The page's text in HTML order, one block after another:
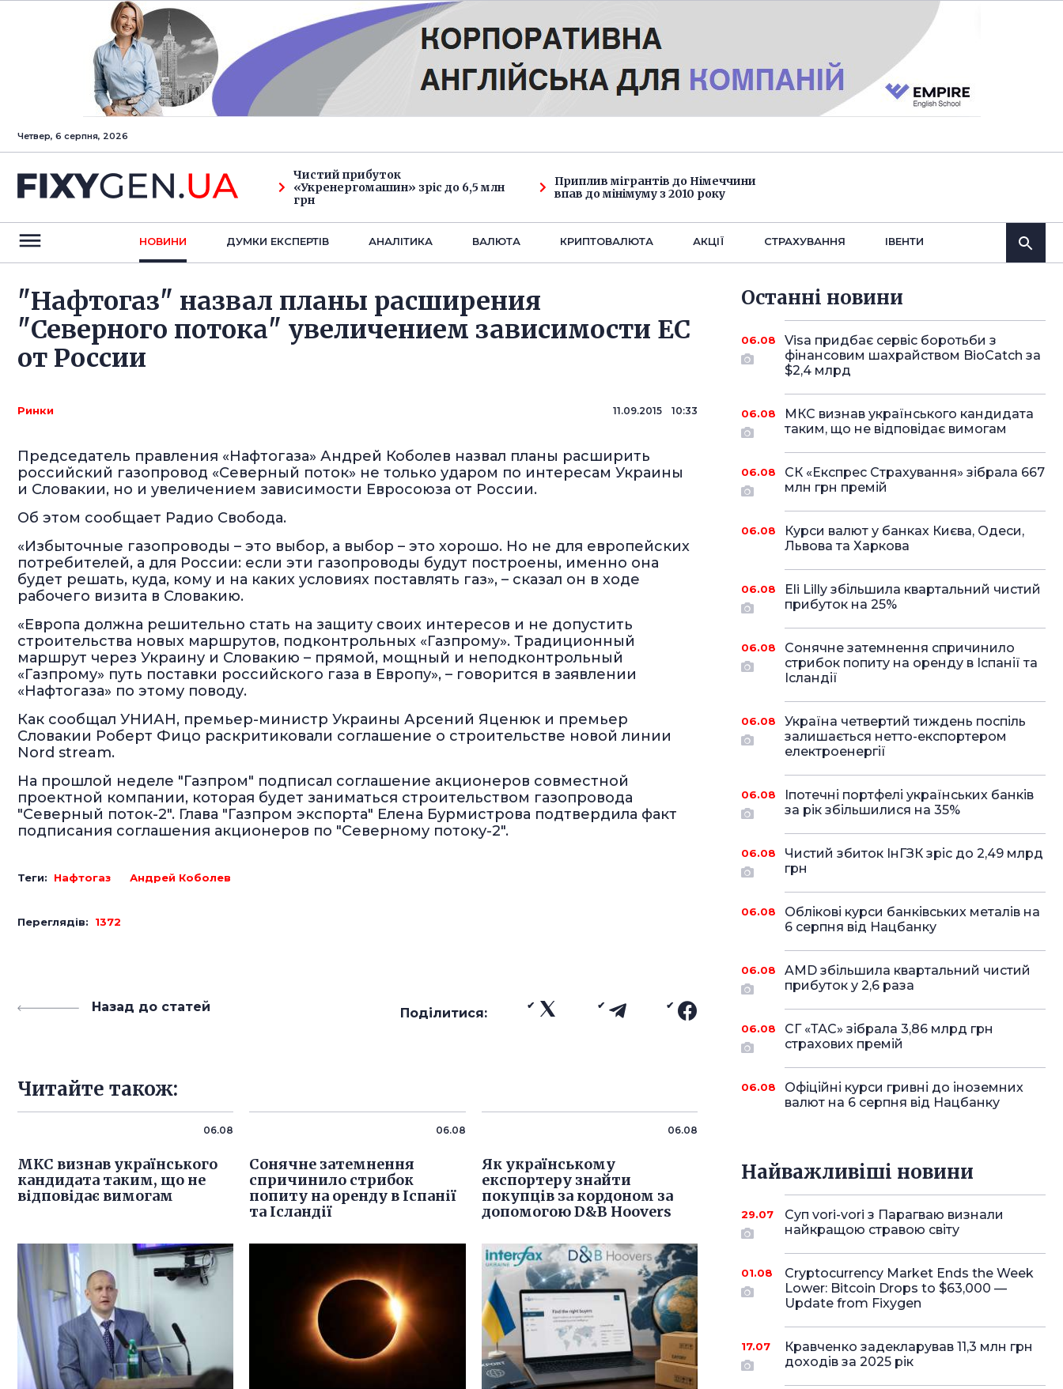
Четвер, 6 серпня, 2026
Чистий прибуток
«Укренергомашин» зріс до 6,5 млн
грн
Приплив мігрантів до Німеччини
впав до мінімуму з 2010 року
НОВИНИ ДУМКИ ЕКСПЕРТIВ АНАЛIТИКА ВАЛЮТА КРИПТОВАЛЮТА АКЦІЇ СТРАХУВАННЯ IВЕНТИ
"Нафтогаз" назвал планы расширения
"Северного потока" увеличением зависимости ЕС
от России
Ринки 11.09.2015 10:33
Председатель правления «Нафтогаза» Андрей Коболев назвал планы расширить
российский газопровод «Северный поток» не только ударом по интересам Украины
и Словакии, но и увеличением зависимости Евросоюза от России.
Об этом сообщает Радио Свобода.
«Избыточные газопроводы – это выбор, а выбор – это хорошо. Но не для европейских
потребителей, а для России: если эти газопроводы будут построены, именно она
будет решать, куда, кому и на каких условиях поставлять газ», – сказал он в ходе
рабочего визита в Словакию.
«Европа должна решительно стать на защиту своих интересов и не допустить
строительства новых маршрутов, подконтрольных «Газпрому». Традиционный
маршрут через Украину и Словакию – прямой, мощный и неподконтрольный
«Газпрому» путь поставки российского газа в Европу», – говорится в заявлении
«Нафтогаза» по этому поводу.
Как сообщал УНИАН, премьер-министр Украины Арсений Яценюк и премьер
Словакии Роберт Фицо раскритиковали соглашение о строительстве новой линии
Nord stream.
На прошлой неделе "Газпром" подписал соглашение акционеров совместной
проектной компании, которая будет заниматься строительством газопровода
"Северный поток-2". Глава "Газпром экспорта" Елена Бурмистрова подтвердила факт
подписания соглашения акционеров по "Северному потоку-2".
Теги: Нафтогаз Андрей Коболев
Переглядів: 1372
Назад до статей Поділитися:
Читайте також:
06.08
МКС визнав українського
кандидата таким, що не
відповідає вимогам
06.08
Сонячне затемнення
спричинило стрибок
попиту на оренду в Іспанії
та Ісландії
06.08
Як українському
експортеру знайти
покупців за кордоном за
допомогою D&B Hoovers
Останнi новини
06.08
Visa придбає сервіс боротьби з
фінансовим шахрайством BioCatch за
$2,4 млрд
06.08
МКС визнав українського кандидата
таким, що не відповідає вимогам
06.08
СК «Експрес Страхування» зібрала 667
млн грн премій
06.08
Курси валют у банках Києва, Одеси,
Львова та Харкова
06.08
Eli Lilly збільшила квартальний чистий
прибуток на 25%
06.08
Сонячне затемнення спричинило
стрибок попиту на оренду в Іспанії та
Ісландії
06.08
Україна четвертий тиждень поспіль
залишається нетто-експортером
електроенергії
06.08
Іпотечні портфелі українських банків
за рік збільшилися на 35%
06.08
Чистий збиток ІнГЗК зріс до 2,49 млрд
грн
06.08
Облікові курси банківських металів на
6 серпня від Нацбанку
06.08
AMD збільшила квартальний чистий
прибуток у 2,6 раза
06.08
СГ «ТАС» зібрала 3,86 млрд грн
страхових премій
06.08
Офіційні курси гривні до іноземних
валют на 6 серпня від Нацбанку
Найважливіші новини
29.07
Суп vori-vori з Парагваю визнали
найкращою стравою світу
01.08
Cryptocurrency Market Ends the Week
Lower: Bitcoin Drops to $63,000 —
Update from Fixygen
17.07
Кравченко задекларував 11,3 млн грн
доходів за 2025 рік